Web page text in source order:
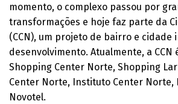
momento, o complexo passou por
transformações e hoje faz parte da
(CCN), um projeto de bairro e cidade
desenvolvimento. Atualmente, a CCN
Shopping Center Norte, Shopping
Center Norte, Instituto Center Norte,
Novotel.